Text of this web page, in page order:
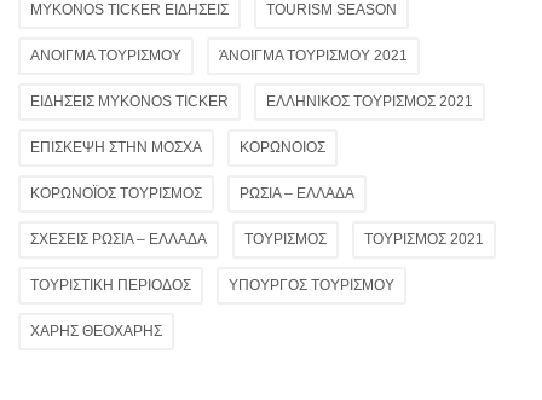
MYKONOS TICKER ΕΙΔΗΣΕΙΣ TOURISM SEASON
ΑΝΟΙΓΜΑ ΤΟΥΡΙΣΜΟΥ ΆΝΟΙΓΜΑ ΤΟΥΡΙΣΜΟΥ 2021
ΕΙΔΗΣΕΙΣ MYKONOS TICKER ΕΛΛΗΝΙΚΟΣ ΤΟΥΡΙΣΜΟΣ 2021
ΕΠΙΣΚΕΨΗ ΣΤΗΝ ΜΟΣΧΑ ΚΟΡΩΝΟΙΟΣ
ΚΟΡΩΝΟΪΟΣ ΤΟΥΡΙΣΜΟΣ ΡΩΣΙΑ – ΕΛΛΑΔΑ
ΣΧΕΣΕΙΣ ΡΩΣΙΑ – ΕΛΛΑΔΑ ΤΟΥΡΙΣΜΟΣ ΤΟΥΡΙΣΜΟΣ 2021
ΤΟΥΡΙΣΤΙΚΗ ΠΕΡΙΟΔΟΣ ΥΠΟΥΡΓΟΣ ΤΟΥΡΙΣΜΟΥ
ΧΑΡΗΣ ΘΕΟΧΑΡΗΣ